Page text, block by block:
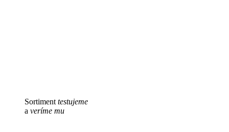
Sortiment testujeme
a veríme mu